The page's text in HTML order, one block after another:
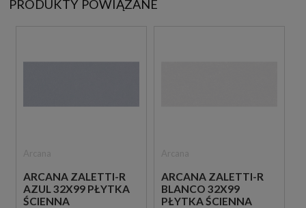
PRODUKTY POWIĄZANE
ARCANA ZALETTI-R
AZUL 32X99 PŁYTKA
ŚCIENNA
ARCANA ZALETTI-R
BLANCO 32X99
PŁYTKA ŚCIENNA